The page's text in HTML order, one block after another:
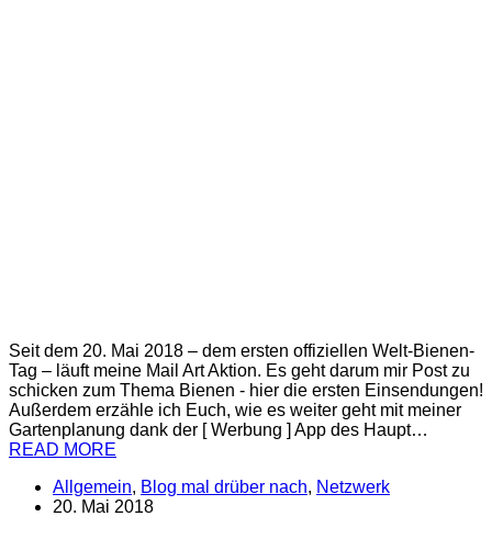
Seit dem 20. Mai 2018 – dem ersten offiziellen Welt-Bienen-
Tag – läuft meine Mail Art Aktion. Es geht darum mir Post zu
schicken zum Thema Bienen - hier die ersten Einsendungen!
Außerdem erzähle ich Euch, wie es weiter geht mit meiner
Gartenplanung dank der [ Werbung ] App des Haupt…
READ MORE
Allgemein, Blog mal drüber nach, Netzwerk
20. Mai 2018